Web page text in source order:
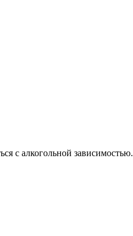
с алкогольной зависимостью.